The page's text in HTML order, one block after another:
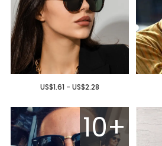
US$1.61 - US$2.28
10+